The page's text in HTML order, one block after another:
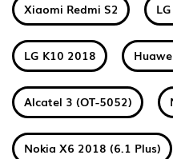
Xiaomi Redmi S2
LG K10 2018
Alcatel 3 (OT-5052)
Nokia X6 2018 (6.1 Plus)